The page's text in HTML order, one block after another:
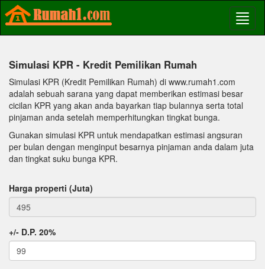
Simulasi KPR - Kredit Pemilikan Rumah
Simulasi KPR (Kredit Pemilikan Rumah) di www.rumah1.com
adalah sebuah sarana yang dapat memberikan estimasi besar
cicilan KPR yang akan anda bayarkan tiap bulannya serta total
pinjaman anda setelah memperhitungkan tingkat bunga.
Gunakan simulasi KPR untuk mendapatkan estimasi angsuran
per bulan dengan menginput besarnya pinjaman anda dalam juta
dan tingkat suku bunga KPR.
Harga properti (Juta)
+/- D.P. 20%